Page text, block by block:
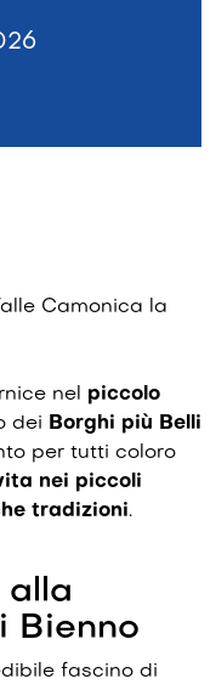
Camonica la
nel piccolo
dei
Borghi più Belli
per tutti coloro
nei piccoli
tradizioni.
alla
Bienno
fascino di